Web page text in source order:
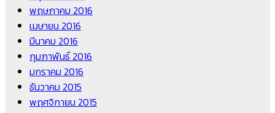
พฤษภาคม 2016
เมษายน 2016
มีนาคม 2016
กุมภาพันธ์ 2016
มกราคม 2016
ธันวาคม 2015
พฤศจิกายน 2015